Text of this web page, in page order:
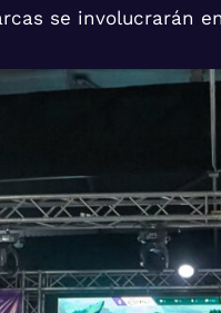
se involucrarán